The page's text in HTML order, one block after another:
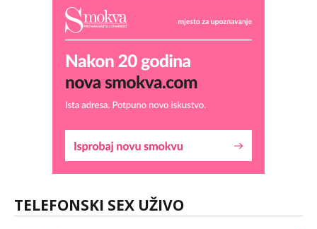
TELEFONSKI SEX UŽIVO
Ivančica
tel:0,93€ - mob:1,12€ min